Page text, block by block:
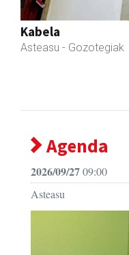
RN mekanizatuak
Asteasu - Mekanizatuak
Previous
Agenda
2026/09/2709:00
Asteasu